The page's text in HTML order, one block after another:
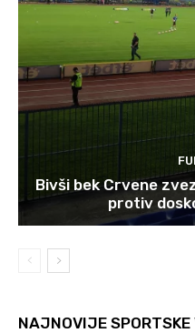
Bivši bek Crvene
protiv
NAJNOVIJE SPORTSKE